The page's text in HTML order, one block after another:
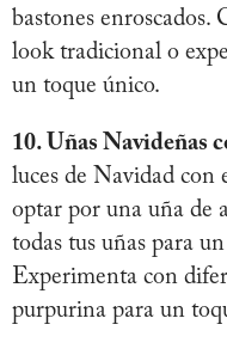
bastones
look tradicional o
un toque único.
10. Uñas Navideñas
luces de Navidad con
optar por una uña de
todas tus uñas para
Experimenta con
purpurina para un